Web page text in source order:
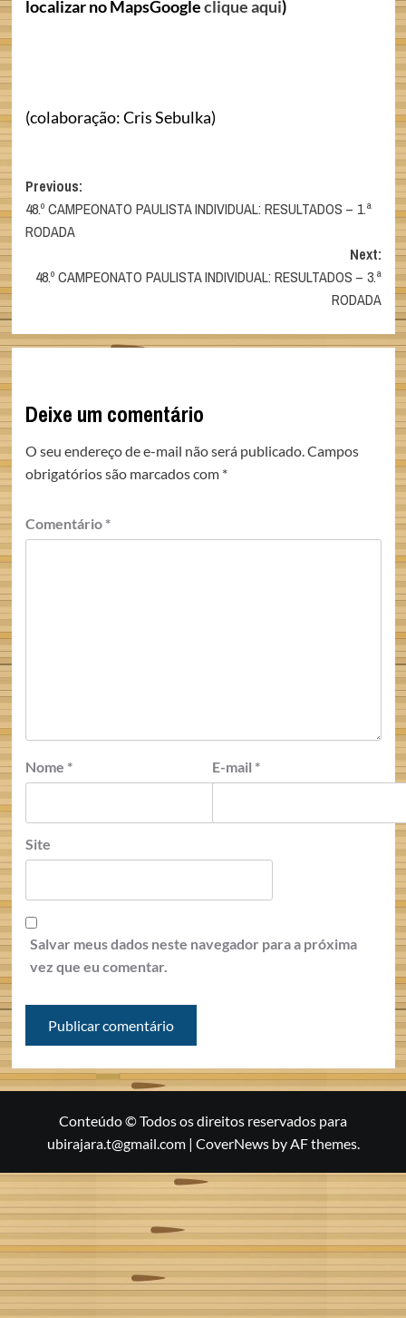
localizar no MapsGoogleclique aqui)
(colaboração: Cris Sebulka)
Post
navigation
Previous:
48.º CAMPEONATO PAULISTA INDIVIDUAL: RESULTADOS – 1.ª
RODADA
Next:
48.º CAMPEONATO PAULISTA INDIVIDUAL: RESULTADOS – 3.ª
RODADA
Deixe um comentário
O seu endereço de e-mail não será publicado.Campos
obrigatórios são marcados com *
Comentário *
Nome * E-mail *
Site
Salvar meus dados neste navegador para a próxima
vez que eu comentar.
Conteúdo © Todos os direitos reservados para
ubirajara.t@gmail.com | CoverNewsby AF themes.